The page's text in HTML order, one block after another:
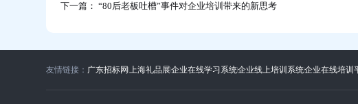
下一篇： “80后老板吐槽”事件对企业培训带来的新思考
友情链接： 广东招标网 上海礼品展企业在线学习系统企业线上培训系统企业在线培训